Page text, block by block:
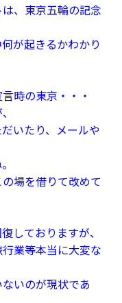
、東京五輪の記念
が起きるかわかり
時の東京・・・
いたり、メールや
場を借りて改めて
しておりますが、
業等本当に大変な
いのが現状であ